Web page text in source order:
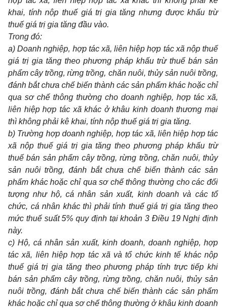
khai, tính nộp thuế giá trị gia tăng nhưng được khấu trừ
thuế giá trị gia tăng đầu vào.
Trong đó:
a) Doanh nghiệp, hợp tác xã, liên hiệp hợp tác xã nộp thuế
giá trị gia tăng theo phương pháp khấu trừ thuế bán sản
phẩm cây trồng, rừng trồng, chăn nuôi, thủy sản nuôi trồng,
đánh bắt chưa chế biến thành các sản phẩm khác hoặc chỉ
qua sơ chế thông thường cho doanh nghiệp, hợp tác xã,
liên hiệp hợp tác xã khác ở khâu kinh doanh thương mại
thì không phải kê khai, tính nộp thuế giá trị gia tăng.
b) Trường hợp doanh nghiệp, hợp tác xã, liên hiệp hợp tác
xã nộp thuế giá trị gia tăng theo phương pháp khấu trừ
thuế bán sản phẩm cây trồng, rừng trồng, chăn nuôi, thủy
sản nuôi trồng, đánh bắt chưa chế biến thành các sản
phẩm khác hoặc chỉ qua sơ chế thông thường cho các đối
tượng như hộ, cá nhân sản xuất, kinh doanh và các tổ
chức, cá nhân khác thì phải tính thuế giá trị gia tăng theo
mức thuế suất 5% quy định tạikhoản 3 Điều 19 Nghị định
này.
c) Hộ, cá nhân sản xuất, kinh doanh, doanh nghiệp, hợp
tác xã, liên hiệp hợp tác xã và tổ chức kinh tế khác nộp
thuế giá trị gia tăng theo phương pháp tính trực tiếp khi
bán sản phẩm cây trồng, rừng trồng, chăn nuôi, thủy sản
nuôi trồng, đánh bắt chưa chế biến thành các sản phẩm
khác hoặc chỉ qua sơ chế thông thường ở khâu kinh doanh